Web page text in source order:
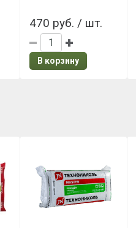
470 руб. / шт.
В корзину